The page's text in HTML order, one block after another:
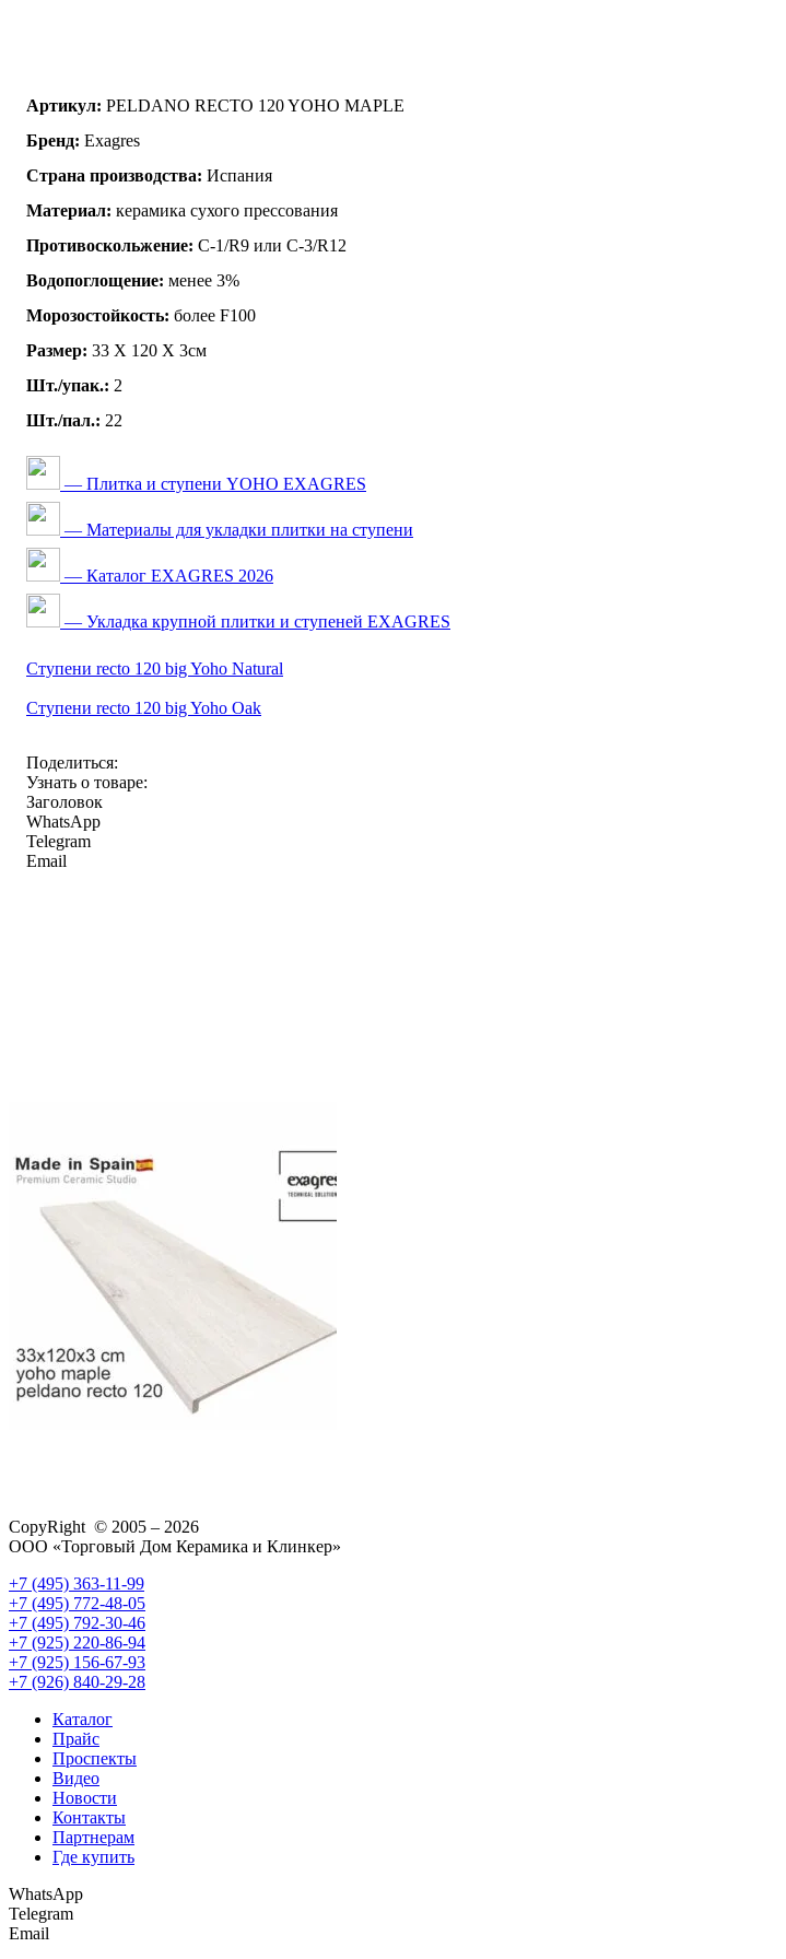
Артикул: PELDANO RECTO 120 YOHO MAPLE
Бренд: Exagres
Страна производства: Испания
Материал: керамика сухого прессования
Противоскольжение: C-1/R9 или C-3/R12
Водопоглощение: менее 3%
Морозостойкость: более F100
Размер: 33 Х 120 Х 3см
Шт./упак.: 2
Шт./пал.: 22
— Плитка и ступени YOHO EXAGRES
— Материалы для укладки плитки на ступени
— Каталог EXAGRES 2026
— Укладка крупной плитки и ступеней EXAGRES
Ступени recto 120 big Yoho Natural
Ступени recto 120 big Yoho Oak
Поделиться:
Узнать о товаре:
Заголовок
WhatsApp
Telegram
Email
CopyRight © 2005 – 2026
ООО «Торговый Дом Керамика и Клинкер»
+7 (495) 363-11-99
+7 (495) 772-48-05
+7 (495) 792-30-46
+7 (925) 220-86-94
+7 (925) 156-67-93
+7 (926) 840-29-28
Каталог
Прайс
Проспекты
Видео
Новости
Контакты
Партнерам
Где купить
WhatsApp
Telegram
Email